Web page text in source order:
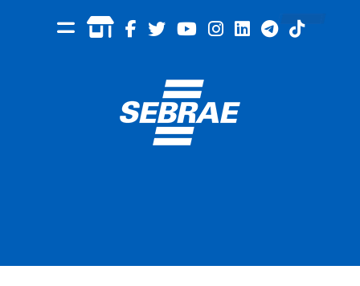
PortalLojaFacebook
Twitter
Youtube
Instagram
LinkedIn